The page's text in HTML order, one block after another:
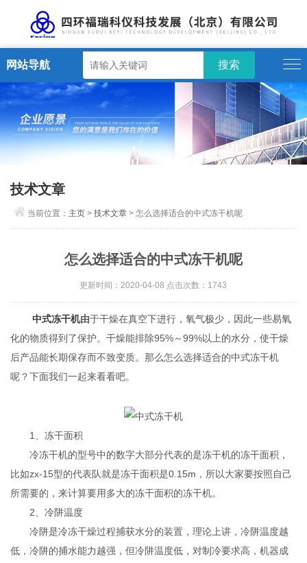
网站导航
技术文章
当前位置： 主页 >技术文章 > 怎么选择适合的中式冻干机呢
怎么选择适合的中式冻干机呢
更新时间：2020-04-08 点击次数：1743
中式冻干机由于干燥在真空下进行，氧气极少，因此一些易氧
化的物质得到了保护。干燥能排除95%～99%以上的水分，使干燥
后产品能长期保存而不致变质。那么怎么选择适合的中式冻干机
呢？下面我们一起来看看吧。
1、冻干面积
冷冻干机的型号中的数字大部分代表的是冻干机的冻干面积，
比如zx-15型的代表队就是冻干面积是0.15m，所以大家要按照自己
所需要的，来计算要用多大的冻干面积的冻干机。
2、冷阱温度
冷阱是冷冻干燥过程捕获水分的装置，理论上讲，冷阱温度越
低，冷阱的捕水能力越强，但冷阱温度低，对制冷要求高，机器成